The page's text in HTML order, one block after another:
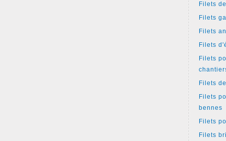
Filets
Filets
Filets
Filets
Filets
Filets
Filets
bennes
Filets
Filets